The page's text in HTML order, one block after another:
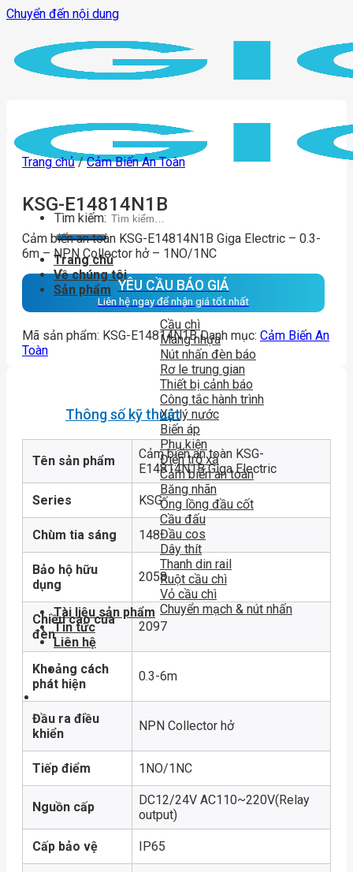
Chuyển đến nội dung
Tìm kiếm:
Trang chủ
Về chúng tôi
Sản phẩm
Cầu chì
Máng nhựa
Nút nhấn đèn báo
Rơ le trung gian
Thiết bị cảnh báo
Công tắc hành trình
Xử lý nước
Biến áp
Phụ kiện
Điện trở xả
Cảm biến an toàn
Băng nhãn
Ống lồng đầu cốt
Cầu đấu
Đầu cos
Dây thít
Thanh din rail
Ruột cầu chì
Vỏ cầu chì
Chuyển mạch & nút nhấn
Tài liệu sản phẩm
Tin tức
Liên hệ
Trang chủ / Cảm Biến An Toàn
KSG-E14814N1B
Cảm biến an toàn KSG-E14814N1B Giga Electric – 0.3-
6m – NPN Collector hở – 1NO/1NC
YÊU CẦU BÁO GIÁ
Liên hệ ngay để nhận giá tốt nhất
Mã sản phẩm: KSG-E14814N1B Danh mục: Cảm Biến An
Toàn
Thông số kỹ thuật
Tên sản phẩm
Cảm biến an toàn KSG-
E14814N1B Giga Electric
Series KSG
Chùm tia sáng 148
Bảo hộ hữu
dụng
2058
Chiều cao của
đèn
2097
Khoảng cách
phát hiện
0.3-6m
Đầu ra điều
khiển
NPN Collector hở
Tiếp điểm 1NO/1NC
Nguồn cấp
DC12/24V AC110~220V(Relay
output)
Cấp bảo vệ IP65